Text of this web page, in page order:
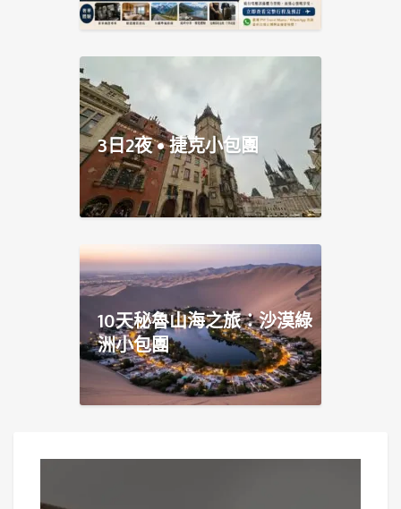
3日2夜 • 捷克小包團
10天秘魯山海之旅：沙漠綠
洲小包團